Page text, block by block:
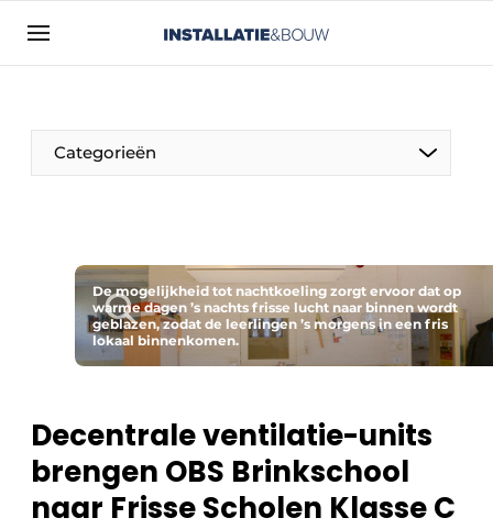
Aanmelden
Bedrijven
Contact
Installatie & Bouw | Platform over
installatietechniek, klimaatbeheersing en
elektriciteit
Privacy / Cookie statement
Categorieën
De mogelijkheid tot nachtkoeling zorgt ervoor dat op
warme dagen ’s nachts frisse lucht naar binnen wordt
geblazen, zodat de leerlingen ’s morgens in een fris
lokaal binnenkomen.
Decentrale ventilatie-units
brengen OBS Brinkschool
naar Frisse Scholen Klasse C